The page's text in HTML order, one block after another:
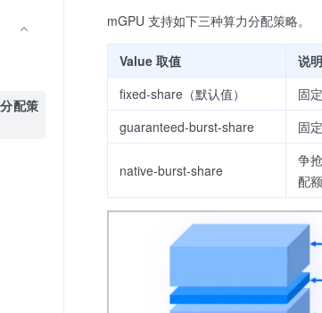
配策
mGPU 支持如下三种算力分配策略。
Value 取值
说明
fixed-share（默认值）
固
guaranteed-burst-share
固
native-burst-share
争
配额